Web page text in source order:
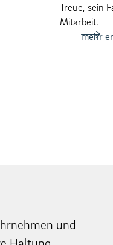
Treue, sein
Mitar­beit.
mehr
und